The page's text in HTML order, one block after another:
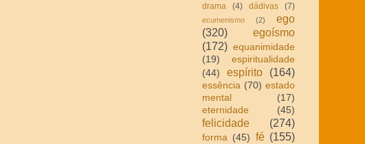
drama (4) dádivas (7)
ecumenismo (2)
ego
(320)
egoísmo
(172) equanimidade
(19)
espiritualidade
(44)
espírito (164)
essência (70) estado
mental
(17)
eternidade
(45)
felicidade (274)
forma (45) fé (155)